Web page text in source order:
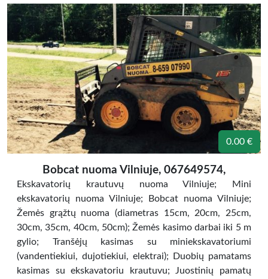
0.00 €
Bobcat nuoma Vilniuje, 067649574,
Ekskavatorių krautuvų nuoma Vilniuje; Mini
ekskavatorių nuoma Vilniuje; Bobcat nuoma Vilniuje;
Žemės grąžtų nuoma (diametras 15cm, 20cm, 25cm,
30cm, 35cm, 40cm, 50cm); Žemės kasimo darbai iki 5 m
gylio; Tranšėjų kasimas su miniekskavatoriumi
(vandentiekiui, dujotiekiui, elektrai); Duobių pamatams
kasimas su ekskavatoriu krautuvu; Juostinių pamatų